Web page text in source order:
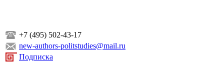
+7 (495) 502-43-17
new-authors-politstudies@mail.ru
Подписка